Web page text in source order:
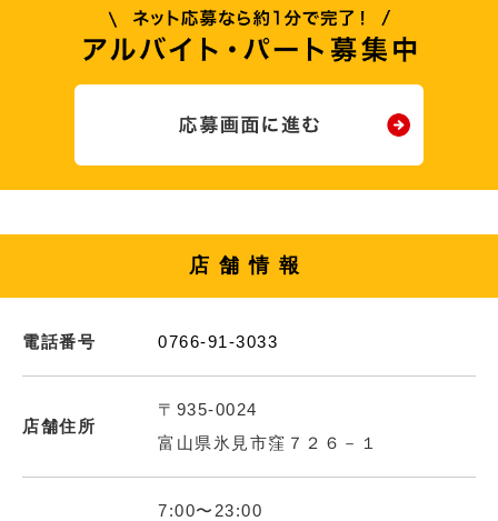
店舗情報
電話番号 0766-91-3033
店舗住所
〒935-0024
富山県氷見市窪７２６－１
7:00〜23:00